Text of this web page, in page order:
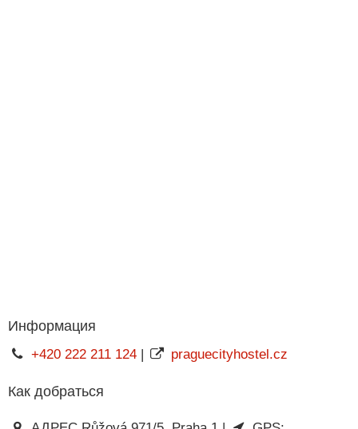
Информация
+420 222 211 124| praguecityhostel.cz
Как добраться